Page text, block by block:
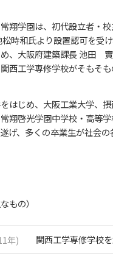
学の概要
ョン・ポリシー
の目的・基本組織に
金等費用について
・第2 様式第1・第2
学倫理委員会規定
キャンパス施設 名称
ース
トについて
料受取りについて
部
学部
科
専攻
ーション学専攻
究科
専攻
科
プログラム
談
翔学園は、初代設立者・
時和氏より設置認可を受
、大阪府建築課長 池田 實
西工学専修学校がそもそも
はじめ、大阪工業大学、
翔啓光学園中学校・高等
げ、多くの卒業生が社会
もの）
年) 関西工学専修学校
る基本方針
ョン・ポリシー
ョン・ポリシー（
ム・ポリシー
ム・ポリシー（2020
ポリシー
・ポリシー（2020～
メッセージ
ータ
金等費用について
援について
いて
計画等について
学施設等貸与内規
第2 様式第1・第2
学倫理委員会規定
キャンパス施設 名
で紹介
歴史を振り返る
生研修棟
ース
載情報
ウント
について
て